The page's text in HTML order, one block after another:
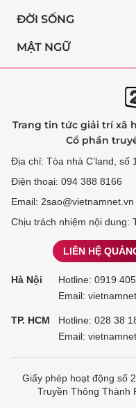
ĐỜI SỐNG
MẬT NGỮ
Trang tin tức giải trí xã
Cổ phần
Địa chỉ: Tòa nhà C’land,
Điện thoại: 094 388 8166
Email: 2sao@vietnamnet.vn
Chịu trách nhiệm nội dung:
LIÊN HỆ
Hà Nội Hotline: 0919
Email:
TP. HCM Hotline: 028 38
Email:
Giấy phép hoạt động số
Truyền Thông Thành